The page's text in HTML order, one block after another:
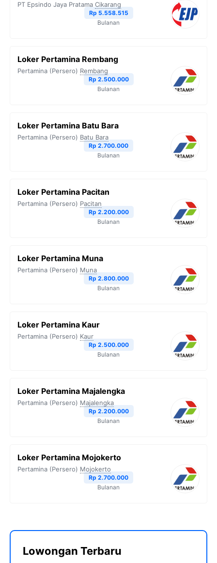
PT Epsindo Jaya Pratama Cikarang
Rp 5.558.515
Bulanan
Loker Pertamina Rembang
Pertamina (Persero) Rembang
Rp 2.500.000
Bulanan
Loker Pertamina Batu Bara
Pertamina (Persero) Batu Bara
Rp 2.700.000
Bulanan
Loker Pertamina Pacitan
Pertamina (Persero) Pacitan
Rp 2.200.000
Bulanan
Loker Pertamina Muna
Pertamina (Persero) Muna
Rp 2.800.000
Bulanan
Loker Pertamina Kaur
Pertamina (Persero) Kaur
Rp 2.500.000
Bulanan
Loker Pertamina Majalengka
Pertamina (Persero) Majalengka
Rp 2.200.000
Bulanan
Loker Pertamina Mojokerto
Pertamina (Persero) Mojokerto
Rp 2.700.000
Bulanan
Lowongan Terbaru